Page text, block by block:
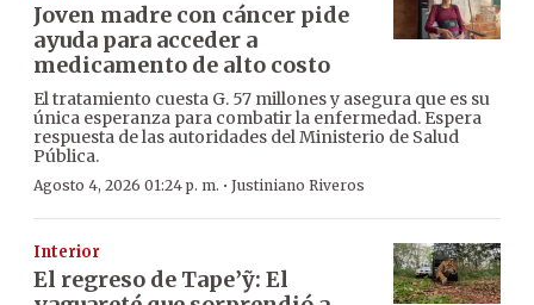
Joven madre con cáncer pide
ayuda para acceder a
medicamento de alto costo
El tratamiento cuesta G. 57 millones y asegura que es su
única esperanza para combatir la enfermedad. Espera
respuesta de las autoridades del Ministerio de Salud
Pública.
Agosto 4, 2026 01:24 p. m. · Justiniano Riveros
Interior
El regreso de Tape’ỹ: El